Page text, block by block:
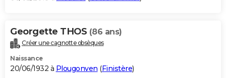
Georgette THOS (86 ans)
Créer une cagnotte obsèques
Naissance
20/06/1932 à Plougonven (Finistère)